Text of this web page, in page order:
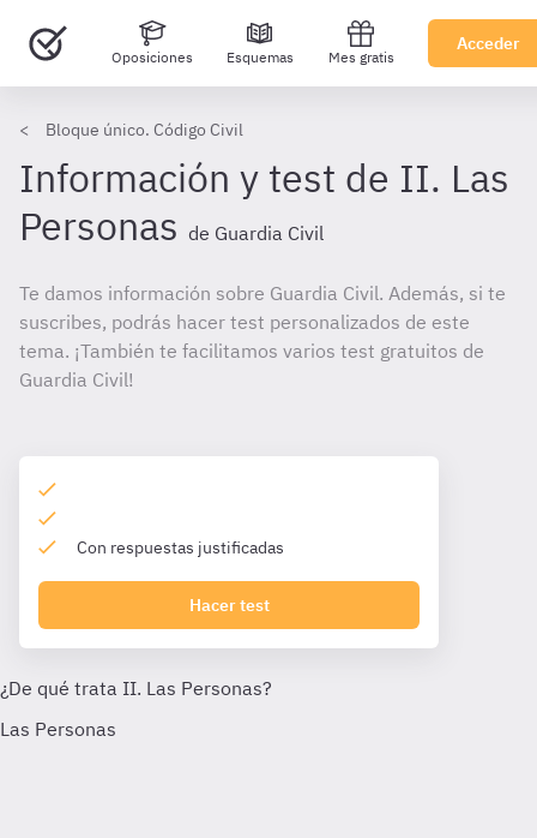
Oposiciones Esquemas Mes gratis
Acceder
Bloque único. Código Civil
Información y test de II. Las
Personas de Guardia Civil
Te damos información sobre Guardia Civil. Además, si te
suscribes, podrás hacer test personalizados de este
tema. ¡También te facilitamos varios test gratuitos de
Guardia Civil!
Con respuestas justificadas
Hacer test